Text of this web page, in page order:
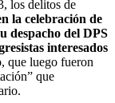
los delitos de
la celebración de
despacho del DPS
interesados
que luego fueron
que